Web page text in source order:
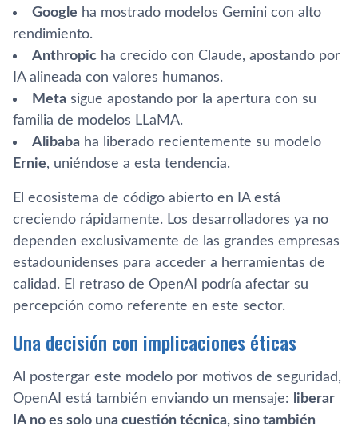
Google ha mostrado modelos Gemini con alto
rendimiento.
Anthropic ha crecido con Claude, apostando por
IA alineada con valores humanos.
Meta sigue apostando por la apertura con su
familia de modelos LLaMA.
Alibaba ha liberado recientemente su modelo
Ernie, uniéndose a esta tendencia.
El ecosistema de código abierto en IA está
creciendo rápidamente. Los desarrolladores ya no
dependen exclusivamente de las grandes empresas
estadounidenses para acceder a herramientas de
calidad. El retraso de OpenAI podría afectar su
percepción como referente en este sector.
Una decisión con implicaciones éticas
Al postergar este modelo por motivos de seguridad,
OpenAI está también enviando un mensaje:
liberar
IA no es solo una cuestión técnica, sino también